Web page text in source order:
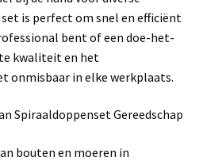
is perfect om snel en efficiënt
bent of een doe-het-
kwaliteit en het
onmisbaar in elke werkplaats.
Spiraaldoppenset Gereedschap
bouten en moeren in